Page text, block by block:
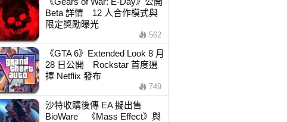
Beta 詳情 12 人合作模式與
限定獎勵曝光
562
《GTA 6》Extended Look 8 月
28 日公開 Rockstar 首度選
擇 Netflix 發布
749
沙特收購後傳 EA 擬出售
BioWare 《Mass Effect》與